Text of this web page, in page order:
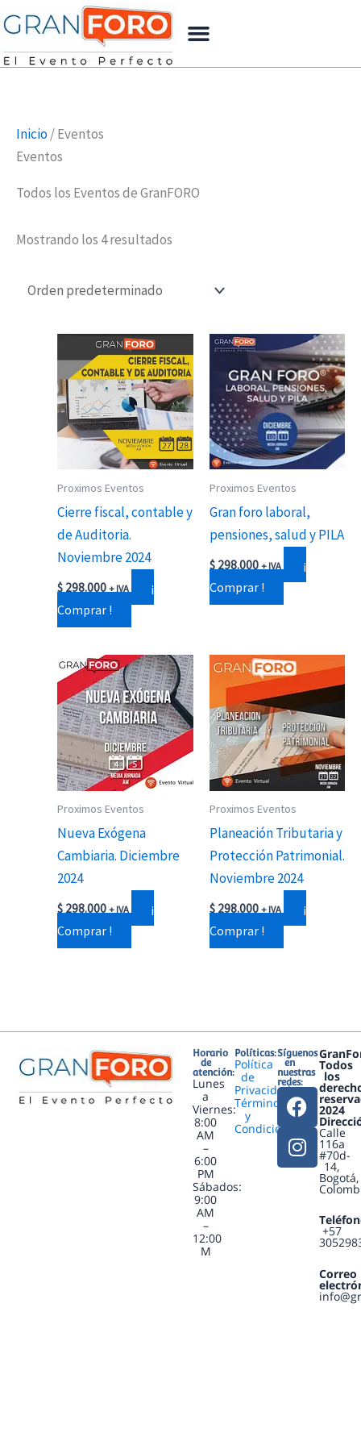
al
contenido
Menu
Inicio/ Eventos
Eventos
Todos los Eventos de GranFORO
Mostrando los 4 resultados
Proximos Eventos
Cierre fiscal, contable y
de Auditoria.
Noviembre 2024
$ 298.000 + IVA
¡
Comprar !
Proximos Eventos
Gran foro laboral,
pensiones, salud y PILA
$298.000 + IVA
¡
Comprar !
Proximos Eventos
Nueva Exógena
Cambiaria. Diciembre
2024
$ 298.000 + IVA
¡
Comprar !
Proximos Eventos
Planeación Tributaria y
Protección Patrimonial.
Noviembre 2024
$298.000 + IVA
¡
Comprar !
Horario
de
atención:
Lunes
a
Viernes:
8:00
AM
–
6:00
PM
Sábados:
9:00
AM
–
12:00
M
Políticas:
Política
de
Privacidad
Términos
y
Condiciones
Síguenos
en
nuestras
redes:
F
a
c
e
b
I
n
s
t
a
Todos
los
2024
Calle
116a
#70d-
14,
Bogotá,
+57
Correo